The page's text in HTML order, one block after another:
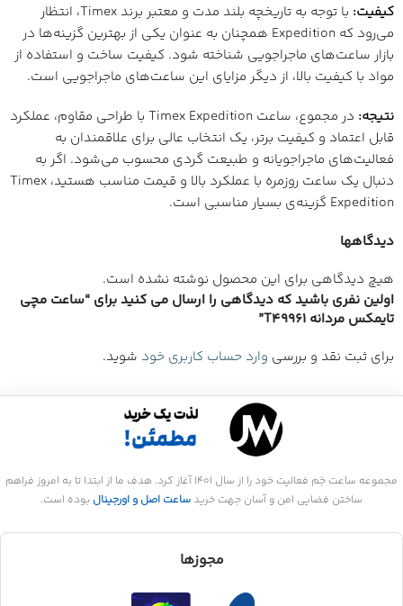
کیفیت:
با توجه به تاریخچه بلند مدت و معتبر برند Timex، انتظار
می‌رود که Expedition همچنان به عنوان یکی از بهترین گزینه‌ها در
بازار ساعت‌های ماجراجویی شناخته شود. کیفیت ساخت و استفاده از
مواد با کیفیت بالا، از دیگر مزایای این ساعت‌های ماجراجویی است.
نتیجه:
در مجموع، ساعت Timex Expedition با طراحی مقاوم، عملکرد
قابل اعتماد و کیفیت برتر، یک انتخاب عالی برای علاقمندان به
فعالیت‌های ماجراجویانه و طبیعت گردی محسوب می‌شود. اگر به
دنبال یک ساعت روزمره با عملکرد بالا و قیمت مناسب هستید، Timex
Expedition گزینه‌ی بسیار مناسبی است.
دیدگاهها
هیچ دیدگاهی برای این محصول نوشته نشده است.
اولین نفری باشید که دیدگاهی را ارسال می کنید برای “ساعت مچی
تایمکس مردانه T49961”
برای ثبت نقد و بررسی وارد حساب کاربری خود شوید.
مجموعه ساعت جَم فعالیت خود را از سال 1401 آغاز کرد. هدف ما از ابتدا تا به امروز فراهم
ساختن فضایی امن و آسان جهت خرید ساعت اصل و اورجینال بوده است.
مجوزها